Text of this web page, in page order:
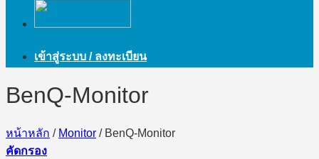
เข้าสู่ระบบ / ลงทะเบียน
BenQ-Monitor
หน้าหลัก / Monitor /BenQ-Monitor
คัดกรอง